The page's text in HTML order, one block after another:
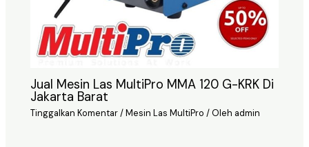
Jual Mesin Las MultiPro MMA 120 G-KRK Di
Jakarta Barat
Tinggalkan Komentar/Mesin Las MultiPro / Oleh admin